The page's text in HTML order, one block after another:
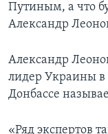
Путиным, а что
Александр
Александр
лидер Украины в
Донбассе
«Ряд экспертов